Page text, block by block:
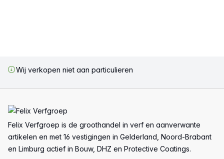
Wij verkopen niet aan particulieren
Felix Verfgroep is de groothandel in verf en aanverwante
artikelen en met 16 vestigingen in Gelderland, Noord-Brabant
en Limburg actief in Bouw, DHZ en Protective Coatings.